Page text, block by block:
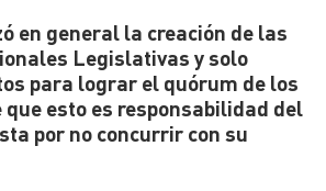
en general la creación de las
Legislativas y solo
para lograr el quórum de los
que esto es responsabilidad del
por no concurrir con su